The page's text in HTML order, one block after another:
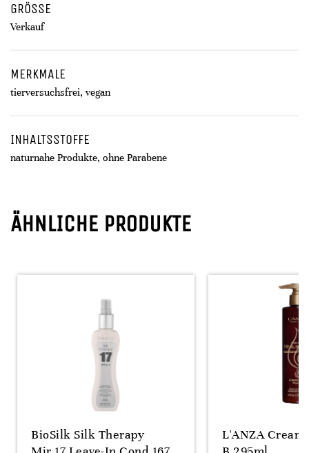
GRÖSSE
Verkauf
MERKMALE
tierversuchsfrei, vegan
INHALTSSTOFFE
naturnahe Produkte, ohne Parabene
ÄHNLICHE PRODUKTE
BioSilk Silk Therapy
L'ANZA